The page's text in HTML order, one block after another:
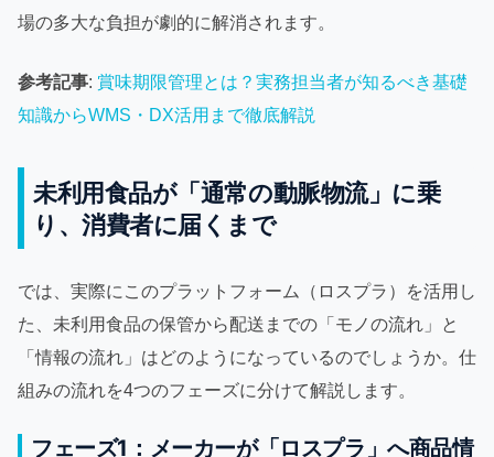
場の多大な負担が劇的に解消されます。
参考記事: 賞味期限管理とは？実務担当者が知るべき基礎
知識からWMS・DX活用まで徹底解説
未利用食品が「通常の動脈物流」に乗
り、消費者に届くまで
では、実際にこのプラットフォーム（ロスプラ）を活用し
た、未利用食品の保管から配送までの「モノの流れ」と
「情報の流れ」はどのようになっているのでしょうか。仕
組みの流れを4つのフェーズに分けて解説します。
フェーズ1：メーカーが「ロスプラ」へ商品情